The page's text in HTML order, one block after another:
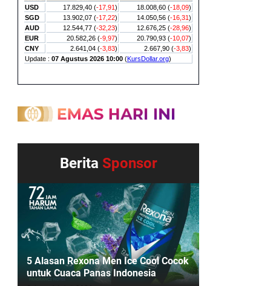
Berita Sponsor
5 Alasan Rexona Men Ice Cool Cocok
untuk Cuaca Panas Indonesia